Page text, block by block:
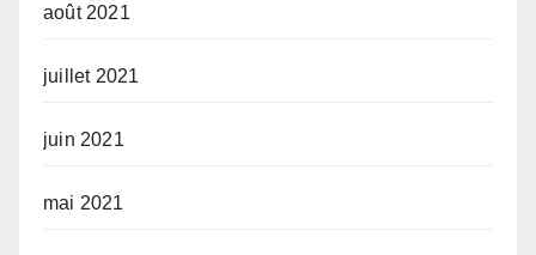
août 2021
juillet 2021
juin 2021
mai 2021